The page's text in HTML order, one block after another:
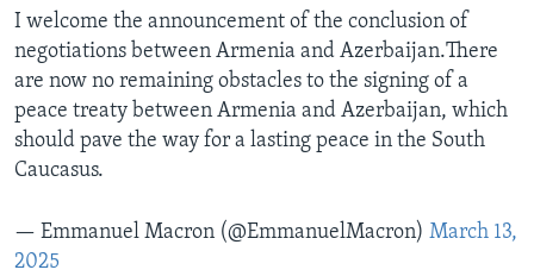
I welcome the announcement of the conclusion of
negotiations between Armenia and Azerbaijan.There
are now no remaining obstacles to the signing of a
peace treaty between Armenia and Azerbaijan, which
should pave the way for a lasting peace in the South
Caucasus.
— Emmanuel Macron (@EmmanuelMacron) March 13,
2025